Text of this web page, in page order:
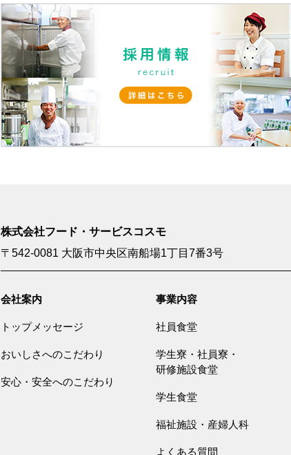
株式会社フード・サービスコスモ
〒542-0081 大阪市中央区南船場1丁目7番3号
会社案内
トップメッセージ
おいしさへのこだわり
安心・安全へのこだわり
事業内容
社員食堂
学生寮・社員寮・
研修施設食堂
学生食堂
福祉施設・産婦人科
よくある質問